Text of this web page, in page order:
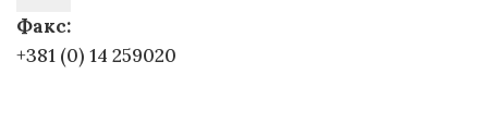
Факс:
+381 (0) 14 259020